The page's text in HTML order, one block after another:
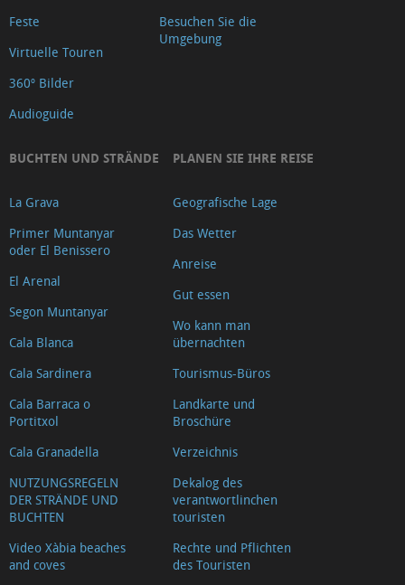
Feste
Virtuelle Touren
360º Bilder
Audioguide
Besuchen Sie die
Umgebung
BUCHTEN UND STRÄNDE
La Grava
Primer Muntanyar
oder El Benissero
El Arenal
Segon Muntanyar
Cala Blanca
Cala Sardinera
Cala Barraca o
Portitxol
Cala Granadella
NUTZUNGSREGELN
DER STRÄNDE UND
BUCHTEN
Video Xàbia beaches
and coves
PLANEN SIE IHRE REISE
Geografische Lage
Das Wetter
Anreise
Gut essen
Wo kann man
übernachten
Tourismus-Büros
Landkarte und
Broschüre
Verzeichnis
Dekalog des
verantwortlinchen
touristen
Rechte und Pflichten
des Touristen